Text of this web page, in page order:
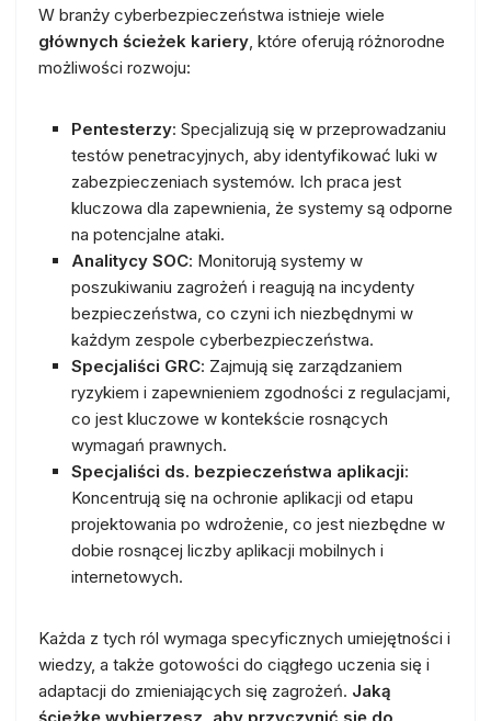
W branży cyberbezpieczeństwa istnieje wiele
głównych ścieżek kariery, które oferują różnorodne
możliwości rozwoju:
Pentesterzy: Specjalizują się w przeprowadzaniu
testów penetracyjnych, aby identyfikować luki w
zabezpieczeniach systemów. Ich praca jest
kluczowa dla zapewnienia, że systemy są odporne
na potencjalne ataki.
Analitycy SOC: Monitorują systemy w
poszukiwaniu zagrożeń i reagują na incydenty
bezpieczeństwa, co czyni ich niezbędnymi w
każdym zespole cyberbezpieczeństwa.
Specjaliści GRC: Zajmują się zarządzaniem
ryzykiem i zapewnieniem zgodności z regulacjami,
co jest kluczowe w kontekście rosnących
wymagań prawnych.
Specjaliści ds. bezpieczeństwa aplikacji:
Koncentrują się na ochronie aplikacji od etapu
projektowania po wdrożenie, co jest niezbędne w
dobie rosnącej liczby aplikacji mobilnych i
internetowych.
Każda z tych ról wymaga specyficznych umiejętności i
wiedzy, a także gotowości do ciągłego uczenia się i
adaptacji do zmieniających się zagrożeń. Jaką